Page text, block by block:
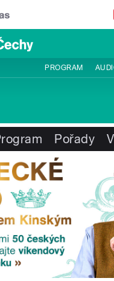
PROGRAM
Pořady